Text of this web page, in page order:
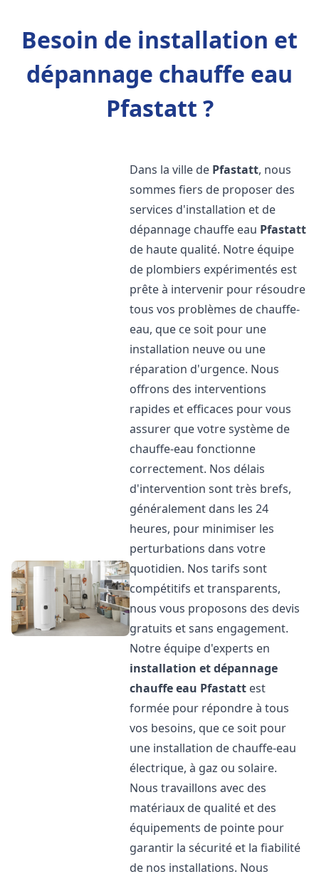
Besoin de installation et
dépannage chauffe eau
Pfastatt ?
Dans la ville de Pfastatt, nous
sommes fiers de proposer des
services d'installation et de
dépannage chauffe eau Pfastatt
de haute qualité. Notre équipe
de plombiers expérimentés est
prête à intervenir pour résoudre
tous vos problèmes de chauffe-
eau, que ce soit pour une
installation neuve ou une
réparation d'urgence. Nous
offrons des interventions
rapides et efficaces pour vous
assurer que votre système de
chauffe-eau fonctionne
correctement. Nos délais
d'intervention sont très brefs,
généralement dans les 24
heures, pour minimiser les
perturbations dans votre
quotidien. Nos tarifs sont
compétitifs et transparents,
nous vous proposons des devis
gratuits et sans engagement.
Notre équipe d'experts en
installation et dépannage
chauffe eau Pfastatt est
formée pour répondre à tous
vos besoins, que ce soit pour
une installation de chauffe-eau
électrique, à gaz ou solaire.
Nous travaillons avec des
matériaux de qualité et des
équipements de pointe pour
garantir la sécurité et la fiabilité
de nos installations. Nous